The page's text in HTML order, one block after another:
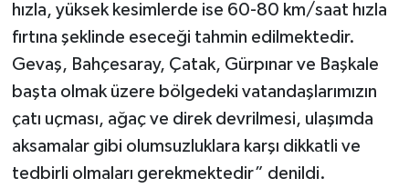
hızla, yüksek kesimlerde ise 60-80 km/saat hızla
fırtına şeklinde eseceği tahmin edilmektedir.
Gevaş, Bahçesaray, Çatak, Gürpınar ve Başkale
başta olmak üzere bölgedeki vatandaşlarımızın
çatı uçması, ağaç ve direk devrilmesi, ulaşımda
aksamalar gibi olumsuzluklara karşı dikkatli ve
tedbirli olmaları gerekmektedir” denildi.